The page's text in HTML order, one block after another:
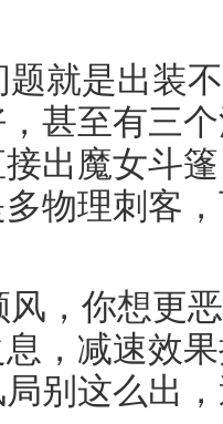
题就是出装
甚至有三
出魔女斗
物理刺客
，你想更
，减速效
别这么出